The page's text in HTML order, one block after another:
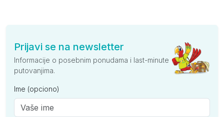
Prijavi se na newsletter
Informacije o posebnim ponudama i last-minute
putovanjima.
Ime (opciono)